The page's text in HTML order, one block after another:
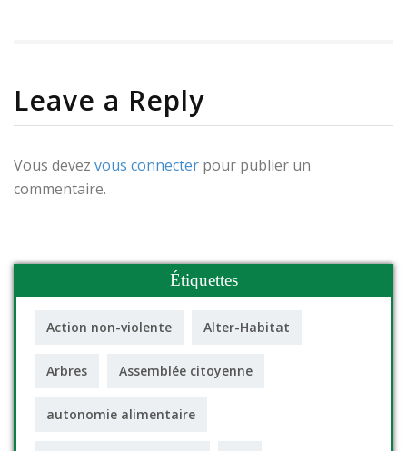
Leave a Reply
Vous devez vous connecter pour publier un
commentaire.
Étiquettes
Action non-violente Alter-Habitat
Arbres Assemblée citoyenne
autonomie alimentaire